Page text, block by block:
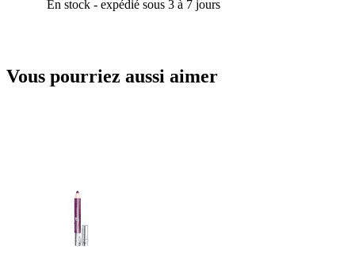
En stock - expédié sous 3 à 7 jours
Vous pourriez aussi aimer